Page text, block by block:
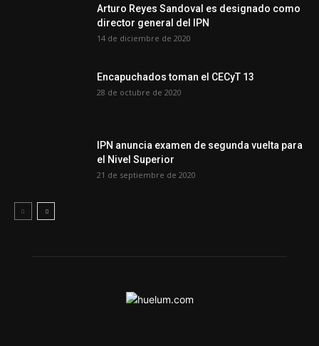
Arturo Reyes Sandoval es designado como
director general del IPN
14 de diciembre de 2020
Encapuchados toman el CECyT 13
28 de octubre de 2020
IPN anuncia examen de segunda vuelta para
el Nivel Superior
21 de septiembre de 2020